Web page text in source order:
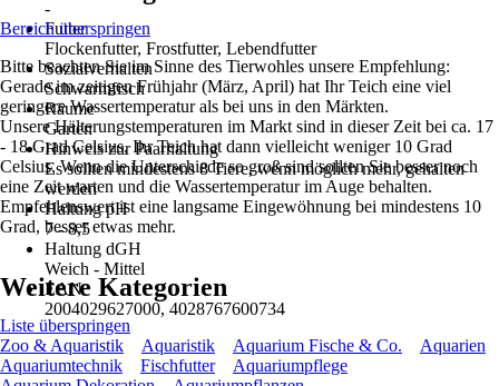
-
Futter
Flockenfutter, Frostfutter, Lebendfutter
Sozialverhalten
Schwarmfisch
Räume
Garten
Hinweis zur Paarhaltung
Es sollten mindestens 8 Tiere, wenn möglich mehr, gehalten
werden
Haltung pH
7 - 8,5
Haltung dGH
Weich - Mittel
EAN
2004029627000, 4028767600734
Bereich überspringen
Bitte beachten Sie im Sinne des Tierwohles unsere Empfehlung:
Gerade im zeitigen Frühjahr (März, April) hat Ihr Teich eine viel
geringere Wassertemperatur als bei uns in den Märkten.
Unsere Hälterungstemperaturen im Markt sind in dieser Zeit bei ca. 17
- 18 Grad Celsius, Ihr Teich hat dann vielleicht weniger 10 Grad
Celsius. Wenn die Unterschiede so groß sind sollten Sie besser noch
eine Zeit warten und die Wassertemperatur im Auge behalten.
Empfehlenswert ist eine langsame Eingewöhnung bei mindestens 10
Grad, besser etwas mehr.
Weitere Kategorien
Liste überspringen
Zoo & Aquaristik
Aquaristik Aquarium Fische & Co.
Aquarien
Aquariumtechnik
Fischfutter
Aquariumpflege